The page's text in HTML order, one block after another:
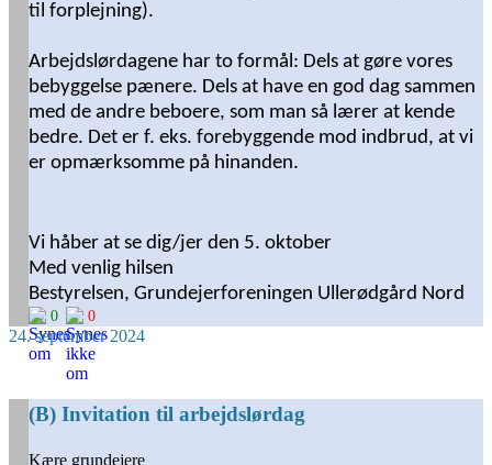
til forplejning).
Arbejdslørdagene har to formål: Dels at gøre vores
bebyggelse pænere. Dels at have en god dag sammen
med de andre beboere, som man så lærer at kende
bedre. Det er f. eks. forebyggende mod indbrud, at vi
er opmærksomme på hinanden.
Vi håber at se dig/jer den 5. oktober
Med venlig hilsen
Bestyrelsen, Grundejerforeningen Ullerødgård Nord
0 0
24. september 2024
(B) Invitation til arbejdslørdag
Kære grundejere